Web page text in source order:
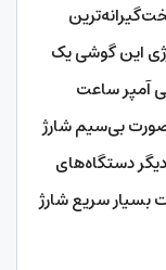
این گوشی یک
پلیمیری با ظرفیت 4200 میلی آمپر ساعت
بی‌سیم شارژ
دستگاه‌های
بسیار سریع شارژ